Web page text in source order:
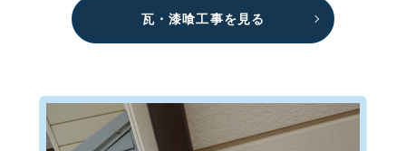
瓦・漆喰工事を見る